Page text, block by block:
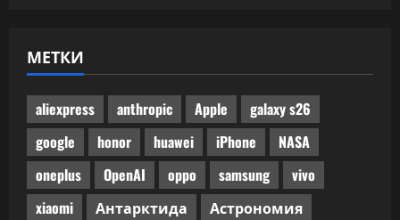
не
прошла
ручного
код-
ревью
МЕТКИ
aliexpress anthropic Apple
galaxy s26
google
honor huawei iPhone
NASA
oneplus
OpenAI oppo samsung
vivo
xiaomi
Антарктида
Астрономия